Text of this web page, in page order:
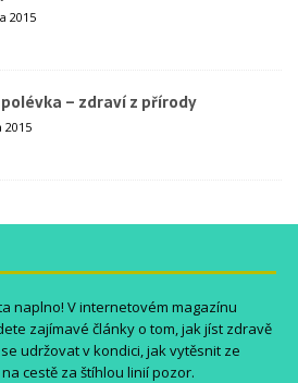
2015
– zdraví z přírody
2015
naplno! V internetovém magazínu
zajímavé články o tom, jak jíst zdravě
udržovat v kondici, jak vytěsnit ze
cestě za štíhlou linií pozor.